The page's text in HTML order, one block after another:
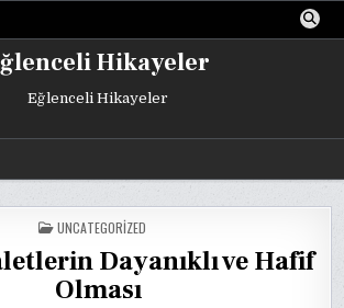
Hikayeler
Eğlenceli Hikayeler
POSTED
IN
UNCATEGORIZED
Dayanıklı ve Hafif
Olması